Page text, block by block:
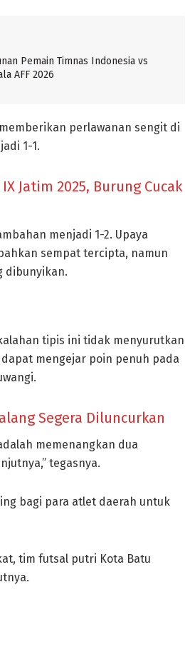
Pemain Timnas Indonesia vs
AFF 2026
perlawanan sengit di
1-1.
Jatim 2025, Burung Cucak
menjadi 1-2. Upaya
sempat tercipta, namun
dibunyikan.
tipis ini tidak menyurutkan
mengejar poin penuh pada
Segera Diluncurkan
memenangkan dua
tegasnya.
bagi para atlet daerah untuk
tim futsal putri Kota Batu